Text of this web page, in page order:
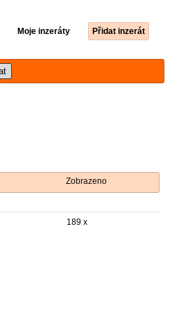
Moje inzeráty Přidat inzerát
Zobrazeno
189 x